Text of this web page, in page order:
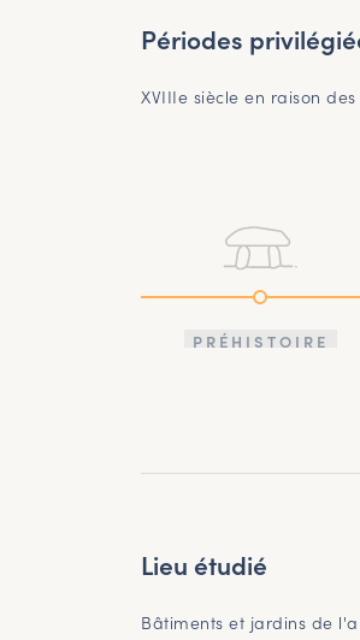
Périodes
XVIIIe siècle en raison
PRÉHISTOIRE
Lieu étudié
Bâtiments et jardins de